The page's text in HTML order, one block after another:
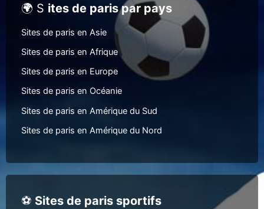
🌍 S ites de paris par pays
Sites de paris en Asie
Sites de paris en Afrique
Sites de paris en Europe
Sites de paris en Océanie
Sites de paris en Amérique du Sud
Sites de paris en Amérique du Nord
⚽ Sites de paris sportifs